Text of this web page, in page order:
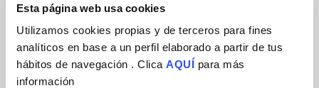
Esta página web usa cookies
Utilizamos cookies propias y de terceros para fines
analíticos en base a un perfil elaborado a partir de tus
hábitos de navegación . Clica AQUÍ para más
información